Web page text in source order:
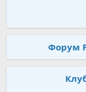
Форум